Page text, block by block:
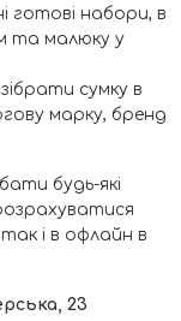
готові набори, в
та малюку у
сумку в
марку, бренд
будь-які
і в офлайн в
23